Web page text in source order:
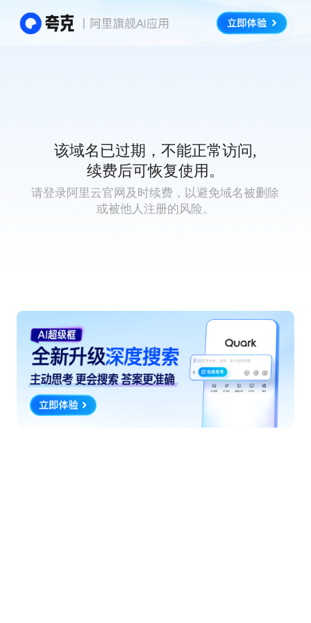
该域名已过期，不能正常访问,
续费后可恢复使用。
请登录阿里云官网及时续费，以避免域名被删除
或被他人注册的风险。